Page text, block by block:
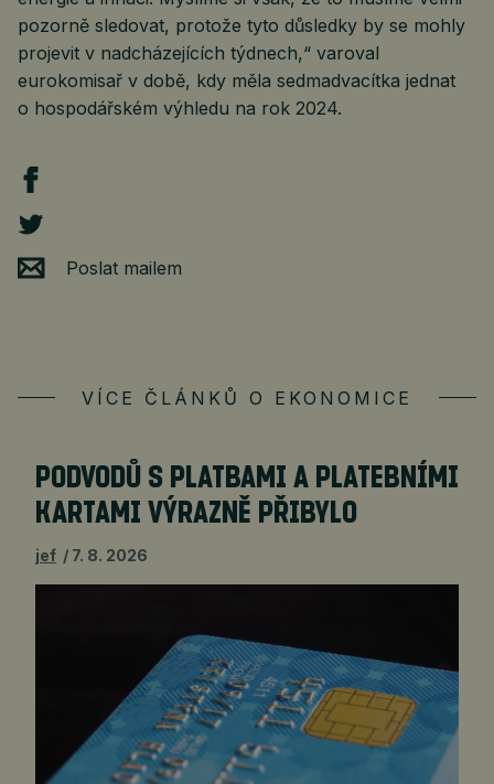
pozorně sledovat, protože tyto důsledky by se mohly
projevit v nadcházejících týdnech,“ varoval
eurokomisař v době, kdy měla sedmadvacítka jednat
o hospodářském výhledu na rok 2024.
Poslat mailem
VÍCE ČLÁNKŮ O EKONOMICE
PODVODŮ S PLATBAMI A PLATEBNÍMI
KARTAMI VÝRAZNĚ PŘIBYLO
jef 7. 8. 2026